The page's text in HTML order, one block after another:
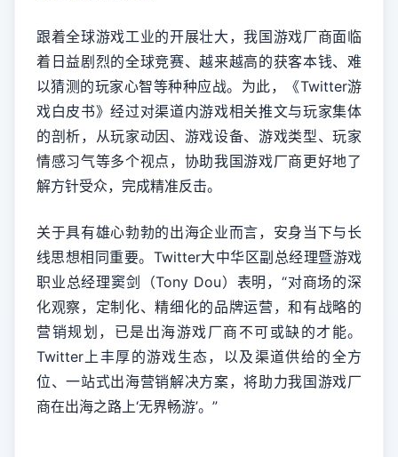
跟着全球游戏工业的开展壮大，我国游戏厂商面临
着日益剧烈的全球竞赛、越来越高的获客本钱、难
以猜测的玩家心智等种种应战。为此，《Twitter游
戏白皮书》经过对渠道内游戏相关推文与玩家集体
的剖析，从玩家动因、游戏设备、游戏类型、玩家
情感习气等多个视点，协助我国游戏厂商更好地了
解方针受众，完成精准反击。
关于具有雄心勃勃的出海企业而言，安身当下与长
线思想相同重要。Twitter大中华区副总经理暨游戏
职业总经理窦剑（Tony Dou）表明，“对商场的深
化观察，定制化、精细化的品牌运营，和有战略的
营销规划，已是出海游戏厂商不可或缺的才能。
Twitter上丰厚的游戏生态，以及渠道供给的全方
位、一站式出海营销解决方案，将助力我国游戏厂
商在出海之路上‘无界畅游’。”